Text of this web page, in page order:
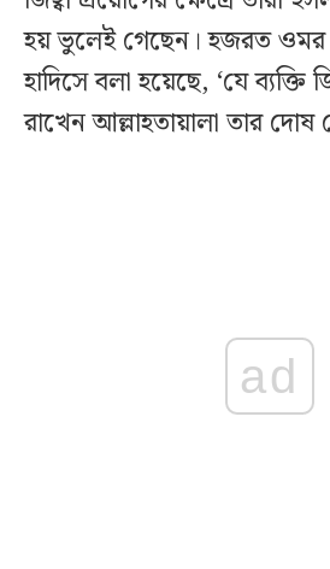
হয় ভুলেই গেছেন। হজরত ওমর
হাদিসে বলা হয়েছে, ‘যে ব্যক্তি
রাখেন আল্লাহতায়ালা তার দোষ
ad